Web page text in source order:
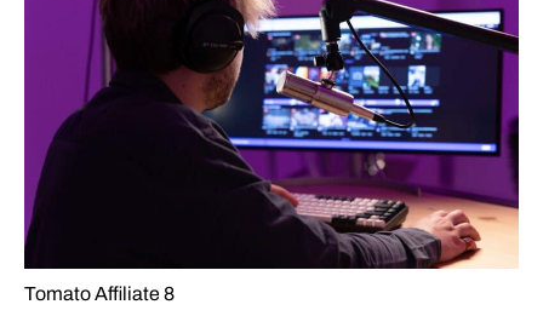
Tomato Affiliate 8